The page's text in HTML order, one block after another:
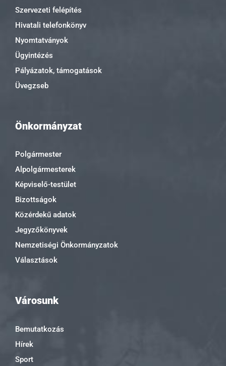
Szervezeti felépítés
Hivatali telefonkönyv
Nyomtatványok
Ügyintézés
Pályázatok, támogatások
Üvegzseb
Önkormányzat
Polgármester
Alpolgármesterek
Képviselő-testület
Bizottságok
Közérdekű adatok
Jegyzőkönyvek
Nemzetiségi Önkormányzatok
Választások
Városunk
Bemutatkozás
Hírek
Sport